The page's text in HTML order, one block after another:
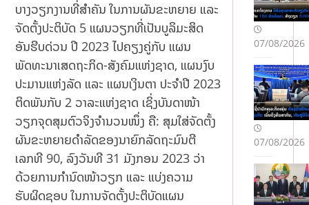
ບາງວຽກງານທີ່ສໍາຄັນ ໃນການຜັນຂະຫຍາຍ ແລະ
ຈັດຕັ້ງປະຕິບັດ 5 ແຜນວຽກທີ່ເປັນບູລິມະສິດ
ອັນຮີບດ່ວນ ປີ 2023 ໄປຄຽງຄູ່ກັບ ແຜນ
ພັດທະນາເສດຖະກິດ-ສັງຄົມແຫ່ງຊາດ, ແຜນງົບ
ປະມານແຫ່ງລັດ ແລະ ແຜນເງິນຕາ ປະຈຳປີ 2023
ຕິດພັນກັບ 2 ວາລະແຫ່ງຊາດ ເຊິ່ງບັນດາໜ້າ
ວຽກຈຸດສຸມຕົວຈິງຈໍານວນໜຶ່ງ ຄື: ສຸມໃສ່ຈັດຕັ້ງ
ຜັນຂະຫຍາຍດຳລັດຂອງນາຍົກລັດຖະມົນຕີ
ເລກທີ 90, ລົງວັນທີ 31 ມັງກອນ 2023 ວ່າ
ດ້ວຍການກໍານົດໜ້າວຽກ ແລະ ແບ່ງຄວາມ
ຮັບຜິດຊອບ ໃນການຈັດຕັ້ງປະຕິບັດແຜນ
07/08/2026
07/08/2026